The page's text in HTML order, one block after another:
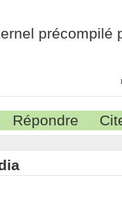
précompilé
Répondre